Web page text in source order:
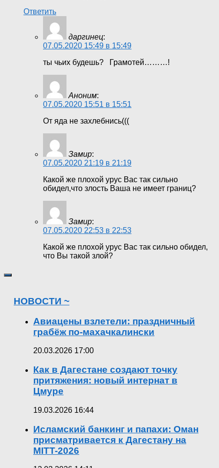
Ответить
даргинец:
07.05.2020 15:49 в 15:49
ты чьих будешь? Грамотей………!
Аноним:
07.05.2020 15:51 в 15:51
От яда не захлебнись(((
Замир:
07.05.2020 21:19 в 21:19
Какой же плохой урус Вас так сильно
обидел,что злость Ваша не имеет границ?
Замир:
07.05.2020 22:53 в 22:53
Какой же плохой урус Вас так сильно обидел,
что Вы такой злой?
НОВОСТИ ~
Авиацены взлетели: праздничный
грабёж по-махачкалински
20.03.2026 17:00
Как в Дагестане создают точку
притяжения: новый интернат в
Цмуре
19.03.2026 16:44
Исламский банкинг и папахи: Оман
присматривается к Дагестану на
MITT-2026